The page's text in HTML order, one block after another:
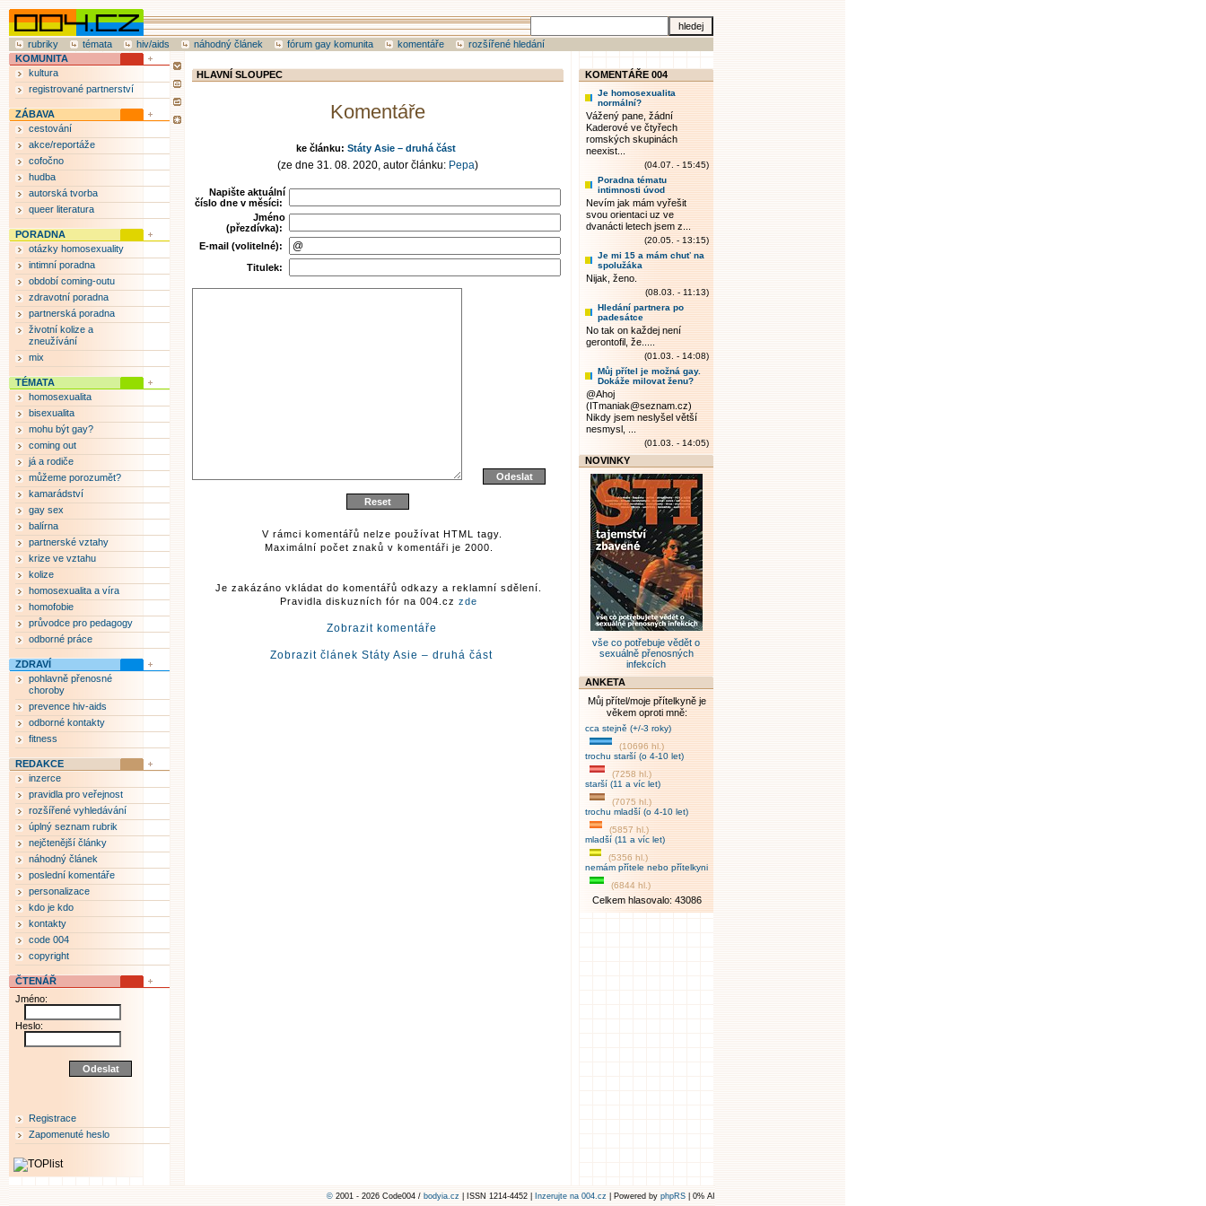
rubriky témata hiv/aids náhodný článek fórum gay komunita komentáře rozšířené hledání
HLAVNÍ SLOUPEC
Komentáře
ke článku: Státy Asie – druhá část
(ze dne 31. 08. 2020, autor článku: Pepa)
Napište aktuální
číslo dne v měsíci:
Jméno
(přezdívka):
E-mail (volitelné):
Titulek:
V rámci komentářů nelze používat HTML tagy.
Maximální počet znaků v komentáři je 2000.
Je zakázáno vkládat do komentářů odkazy a reklamní sdělení.
Pravidla diskuzních fór na 004.cz zde
Zobrazit komentáře
Zobrazit článek Státy Asie – druhá část
KOMUNITA
kultura
registrované partnerství
ZÁBAVA
cestování
akce/reportáže
cofočno
hudba
autorská tvorba
queer literatura
PORADNA
otázky homosexuality
intimní poradna
období coming-outu
zdravotní poradna
partnerská poradna
životní kolize a
zneužívání
mix
TÉMATA
homosexualita
bisexualita
mohu být gay?
coming out
já a rodiče
můžeme porozumět?
kamarádství
gay sex
balírna
partnerské vztahy
krize ve vztahu
kolize
homosexualita a víra
homofobie
průvodce pro pedagogy
odborné práce
ZDRAVÍ
pohlavně přenosné
choroby
prevence hiv-aids
odborné kontakty
fitness
REDAKCE
inzerce
pravidla pro veřejnost
rozšířené vyhledávání
úplný seznam rubrik
nejčtenější články
náhodný článek
poslední komentáře
personalizace
kdo je kdo
kontakty
code 004
copyright
ČTENÁŘ
Jméno:
Heslo:
Registrace
Zapomenuté heslo
KOMENTÁŘE 004
Je homosexualita
normální?
Vážený pane, žádní
Kaderové ve čtyřech
romských skupinách
neexist...
(04.07. - 15:45)
Poradna tématu
intimnosti úvod
Nevím jak mám vyřešit
svou orientaci uz ve
dvanácti letech jsem z...
(20.05. - 13:15)
Je mi 15 a mám chuť na
spolužáka
Nijak, ženo.
(08.03. - 11:13)
Hledání partnera po
padesátce
No tak on každej není
gerontofil, že.....
(01.03. - 14:08)
Můj přítel je možná gay.
Dokáže milovat ženu?
@Ahoj
(ITmaniak@seznam.cz)
Nikdy jsem neslyšel větší
nesmysl, ...
(01.03. - 14:05)
NOVINKY
vše co potřebuje vědět o
sexuálně přenosných
infekcích
ANKETA
Můj přítel/moje přítelkyně je
věkem oproti mně:
cca stejně (+/-3 roky)
(10696 hl.)
trochu starší (o 4-10 let)
(7258 hl.)
starší (11 a víc let)
(7075 hl.)
trochu mladší (o 4-10 let)
(5857 hl.)
mladší (11 a víc let)
(5356 hl.)
nemám přítele nebo přítelkyni
(6844 hl.)
Celkem hlasovalo: 43086
© 2001 - 2026 Code004 / bodyia.cz | ISSN 1214-4452 | Inzerujte na 004.cz | Powered by phpRS | 0% AI